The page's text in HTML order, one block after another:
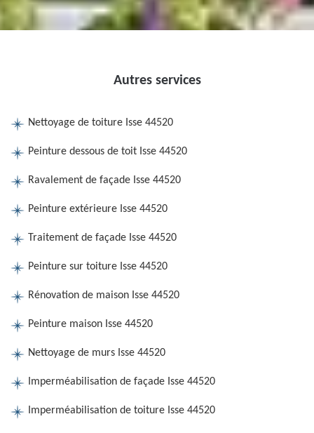
Autres services
Nettoyage de toiture Isse 44520
Peinture dessous de toit Isse 44520
Ravalement de façade Isse 44520
Peinture extérieure Isse 44520
Traitement de façade Isse 44520
Peinture sur toiture Isse 44520
Rénovation de maison Isse 44520
Peinture maison Isse 44520
Nettoyage de murs Isse 44520
Imperméabilisation de façade Isse 44520
Imperméabilisation de toiture Isse 44520